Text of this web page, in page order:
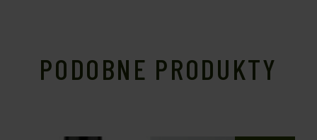
PODOBNE PRODUKTY